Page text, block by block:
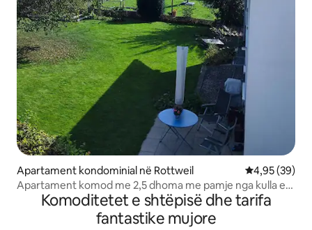
Apartament kondominial në Rottweil Vlerësimi
4,95 (39)
Apartament komod me 2,5 dhoma me pamje nga kulla e
Komoditetet e shtëpisë dhe tarifa
fantastike mujore